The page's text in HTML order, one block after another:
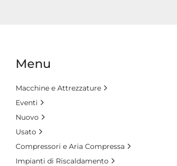
Menu
Macchine e Attrezzature
Eventi
Nuovo
Usato
Compressori e Aria Compressa
Impianti di Riscaldamento